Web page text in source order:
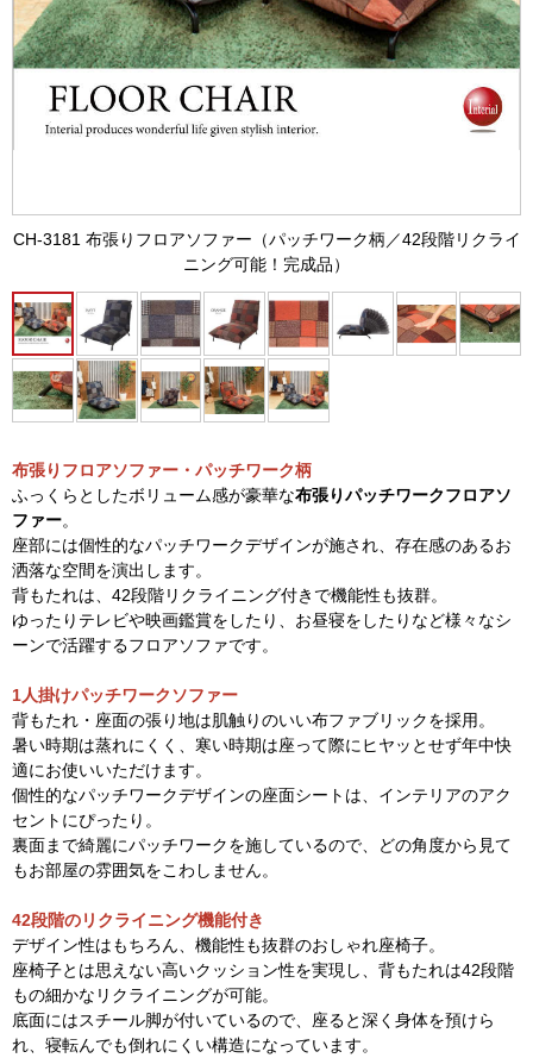
CH-3181 布張りフロアソファー（パッチワーク柄／42段階リクライ
ニング可能！完成品）
布張りフロアソファー・パッチワーク柄
ふっくらとしたボリューム感が豪華な布張りパッチワークフロアソ
ファー。
座部には個性的なパッチワークデザインが施され、存在感のあるお
洒落な空間を演出します。
背もたれは、42段階リクライニング付きで機能性も抜群。
ゆったりテレビや映画鑑賞をしたり、お昼寝をしたりなど様々なシ
ーンで活躍するフロアソファです。
1人掛けパッチワークソファー
背もたれ・座面の張り地は肌触りのいい布ファブリックを採用。
暑い時期は蒸れにくく、寒い時期は座って際にヒヤッとせず年中快
適にお使いいただけます。
個性的なパッチワークデザインの座面シートは、インテリアのアク
セントにぴったり。
裏面まで綺麗にパッチワークを施しているので、どの角度から見て
もお部屋の雰囲気をこわしません。
42段階のリクライニング機能付き
デザイン性はもちろん、機能性も抜群のおしゃれ座椅子。
座椅子とは思えない高いクッション性を実現し、背もたれは42段階
もの細かなリクライニングが可能。
底面にはスチール脚が付いているので、座ると深く身体を預けら
れ、寝転んでも倒れにくい構造になっています。